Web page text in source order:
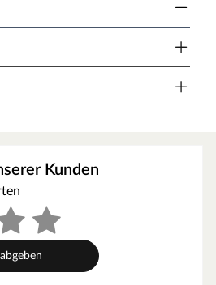
Schornsteine bei Saunen
Kunden